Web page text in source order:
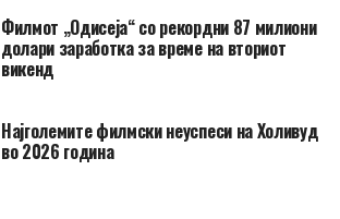
Филмот „Одисеја“ со рекордни 87 милиони
долари заработка за време на вториот
викенд
Најголемите филмски неуспеси на Холивуд
во 2026 година